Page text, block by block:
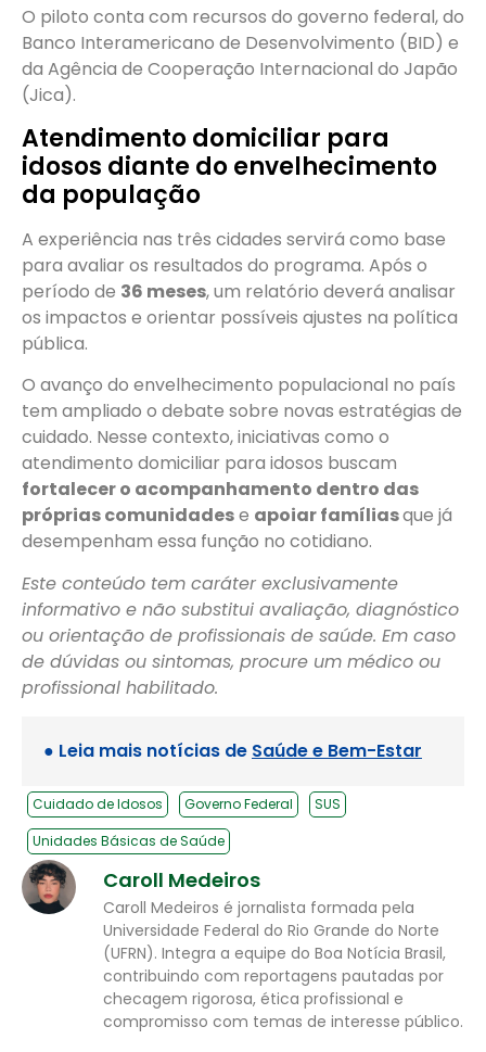
O piloto conta com recursos do governo federal, do
Banco Interamericano de Desenvolvimento (BID) e
da Agência de Cooperação Internacional do Japão
(Jica).
Atendimento domiciliar para
idosos diante do envelhecimento
da população
A experiência nas três cidades servirá como base
para avaliar os resultados do programa. Após o
período de 36 meses, um relatório deverá analisar
os impactos e orientar possíveis ajustes na política
pública.
O avanço do envelhecimento populacional no país
tem ampliado o debate sobre novas estratégias de
cuidado. Nesse contexto, iniciativas como o
atendimento domiciliar para idosos buscam
fortalecer o acompanhamento dentro das
próprias comunidadese apoiar famíliasque já
desempenham essa função no cotidiano.
Este conteúdo tem caráter exclusivamente
informativo e não substitui avaliação, diagnóstico
ou orientação de profissionais de saúde. Em caso
de dúvidas ou sintomas, procure um médico ou
profissional habilitado.
● Leia mais notícias de Saúde e Bem-Estar
Cuidado de Idosos Governo Federal
SUS
Unidades Básicas de Saúde
Caroll Medeiros
Caroll Medeiros é jornalista formada pela
Universidade Federal do Rio Grande do Norte
(UFRN). Integra a equipe do Boa Notícia Brasil,
contribuindo com reportagens pautadas por
checagem rigorosa, ética profissional e
compromisso com temas de interesse público.